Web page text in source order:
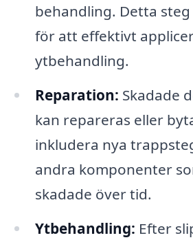
behandling. Detta
för att effektivt
ytbehandling.
Reparation: Skadade
kan repareras eller
inkludera nya
andra komponenter
skadade över tid.
Ytbehandling: Efter